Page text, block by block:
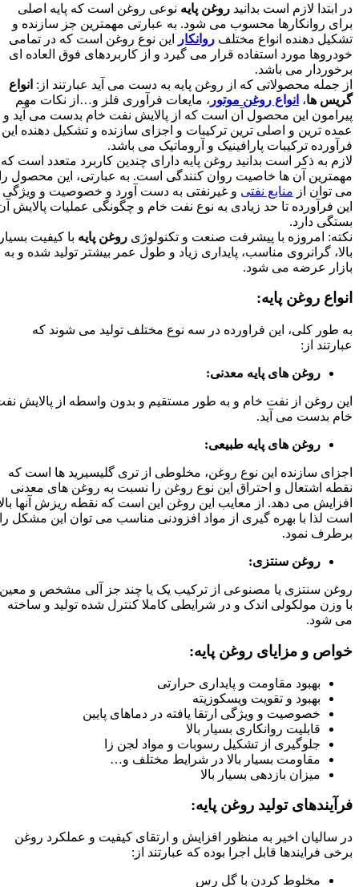
در ابتدا لازم است بدانیدروغن پایهنوعی روغن است که پایه اصلی
برای روانکارها محسوب می شود. به عبارتی مهمترین جز سازنده و
تشکیل دهنده انواع مختلف روانکاراین نوع روغن است که در تمامی
خودروها مورد استفاده قرار می گیرد و از کاربردهای فوق العاده ای
برخوردار می باشد.
از جمله محصولاتی که از روغن پایه به دست می آید عبارتند از: انواع
گریس ها،انواع روغن موتور، مایعات فرآوری فلز و…از نکات مهم
پیرامون این محصول آن است که از پالایش نفت خام بدست می آید و
عمده ترین و اصلی ترین ترکیبات و اجزای سازنده و تشکیل دهنده این
فرآورده ترکیبات پارافینیک و آروماتیک می باشد.
لازم به ذکر است بدانید روغن پایه دارای چندین کاربرد متعدد است که
مهمترین آن ها خاصیت روان کنندگی است. به عبارتی، این محصول را
می توان از منابع نفتی و غیرنفتی به دست آورد و خصوصیت و ویژگی
این فرآورده تا حد زیادی به نوع نفت خام و چگونگی عملیات پالایش آن
بستگی دارد.
نکته: امروزه با پیشرفت صنعت و تکنولوژیروغن پایهبا کیفیت بسیار
بالا، گرانروی مناسب، پایداری زیاد و طول عمر بیشتر تولید شده و به
بازار عرضه می شود.
انواع روغن پایه:
به طور کلی، این فراورده در سه نوع مختلف تولید می شوند که
عبارتند از:
روغن های پایه معدنی:
این روغن از نفت خام و به طور مستقیم و بدون واسطه از پالایش نفت
خام بدست می آید.
روغن های پایه طبیعی:
اجزای سازنده این نوع روغن، مخلوطی از تری گلیسیرید ها است که
نقطه اشتعال و احتراق این نوع روغن را نسبت به روغن های معدنی
افزایش می دهد. از معایب این روغن این است که نقطه ریزش آنها بالا
است لذا با بهره گیری از مواد افزودنی مناسب می توان این مشکل را
برطرف نمود.
روغن سنتزی:
روغن سنتزی یا مصنوعی از ترکیب یک یا چند جز آلی مشخص و معین
با وزن مولکولی اندک و در شرایطی کاملا کنترل شده تولید و ساخته
می شود.
خواص و مزایای روغن پایه:
بهبود مقاومت و پایداری حرارتی
بهبود و تقویت ویسکوزیته
خصوصیت و ویژگی ارتقا یافته در دماهای پایین
قابلیت روانکاری بسیار بالا
جلوگیری از تشکیل رسوبات و مواد لجن زا
مقاومت بسیار بالا در شرایط مختلف و…
میزان بازدهی بسیار بالا
فرآیندهای تولید روغن پایه:
در سالیان اخیر به منظور افزایش و ارتقای کیفیت و عملکرد روغن
برخی فرایندها قابل اجرا بوده که عبارتند از:
مخلوط کردن با گل رس